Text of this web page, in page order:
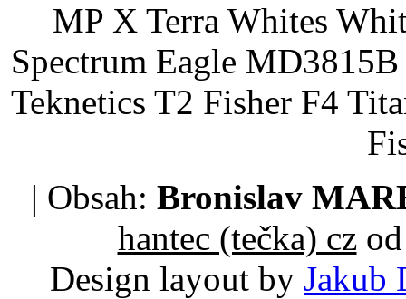
MP X Terra Whites
Spectrum Eagle
Teknetics T2 Fisher F4
| Obsah: Bronislav
hantec (tečka) czod
Design layout by Jakub